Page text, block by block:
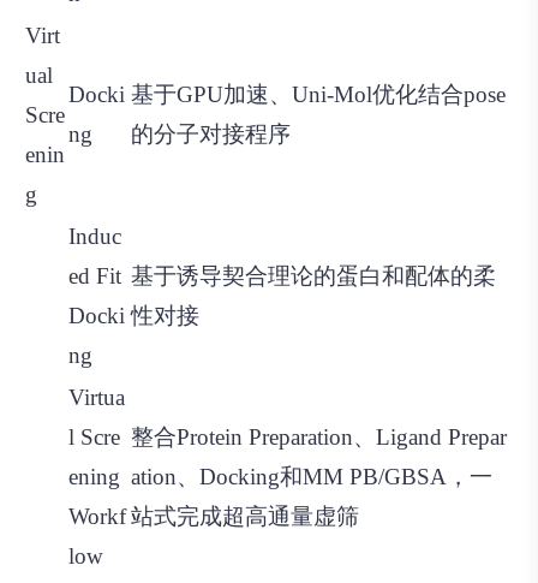
Virt
ual
Scre
enin
g
Docki
ng
基于GPU加速、Uni-Mol优化结合pose
的分子对接程序
Induc
ed Fit
Docki
ng
基于诱导契合理论的蛋白和配体的柔
性对接
Virtua
l Scre
ening
Workf
low
整合Protein Preparation、Ligand Prepar
ation、Docking和MM PB/GBSA，一
站式完成超高通量虚筛